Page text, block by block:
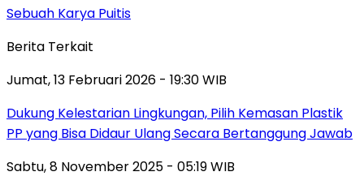
Sebuah Karya Puitis
Berita Terkait
Jumat, 13 Februari 2026 - 19:30 WIB
Dukung Kelestarian Lingkungan, Pilih Kemasan Plastik
PP yang Bisa Didaur Ulang Secara Bertanggung Jawab
Sabtu, 8 November 2025 - 05:19 WIB